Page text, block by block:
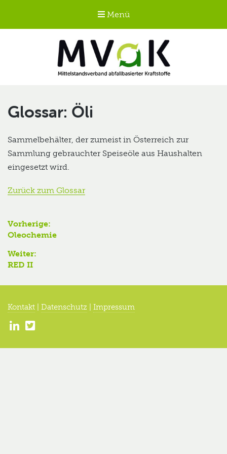
Menü
abfallbasierter
Kraftstoffe e.V.
Öli
Sammelbehälter, der zumeist in Österreich zur
Sammlung gebrauchter Speiseöle aus Haushalten
eingesetzt wird.
Zurück zum Glossar
Beitragsnavigation
Vorherige:
Vorheriger
Oleochemie
Weiter:
Nächster
RED II
Kontakt Datenschutz Impressum